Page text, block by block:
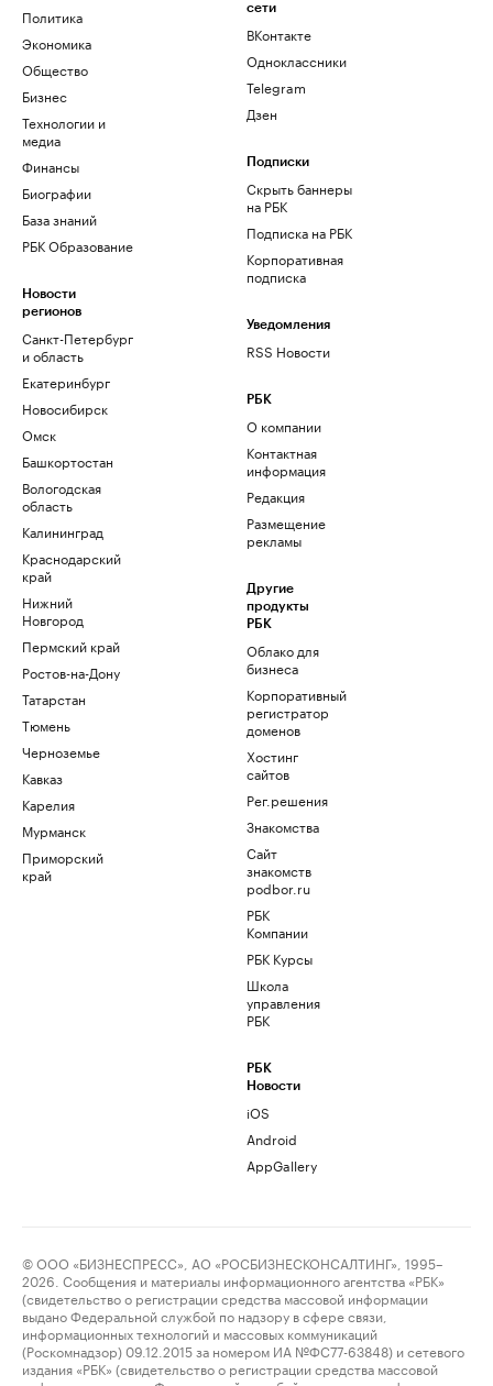
Политика
Экономика
Общество
Бизнес
Технологии и
медиа
Финансы
Биографии
База знаний
РБК Образование
Новости
регионов
Санкт-Петербург
и область
Екатеринбург
Новосибирск
Омск
Башкортостан
Вологодская
область
Калининград
Краснодарский
край
Нижний
Новгород
Пермский край
Ростов-на-Дону
Татарстан
Тюмень
Черноземье
Кавказ
Карелия
Мурманск
Приморский
край
сети
ВКонтакте
Одноклассники
Telegram
Дзен
Подписки
Скрыть баннеры
на РБК
Подписка на РБК
Корпоративная
подписка
Уведомления
RSS Новости
РБК
О компании
Контактная
информация
Редакция
Размещение
рекламы
Другие
продукты
РБК
Облако для
бизнеса
Корпоративный
регистратор
доменов
Хостинг
сайтов
Рег.решения
Знакомства
Сайт
знакомств
podbor.ru
РБК
Компании
РБК Курсы
Школа
управления
РБК
РБК
Новости
iOS
Android
AppGallery
© ООО «БИЗНЕСПРЕСС», АО «РОСБИЗНЕСКОНСАЛТИНГ», 1995–
2026. Сообщения и материалы информационного агентства «РБК»
(свидетельство о регистрации средства массовой информации
выдано Федеральной службой по надзору в сфере связи,
информационных технологий и массовых коммуникаций
(Роскомнадзор) 09.12.2015 за номером ИА №ФС77-63848) и сетевого
издания «РБК» (свидетельство о регистрации средства массовой